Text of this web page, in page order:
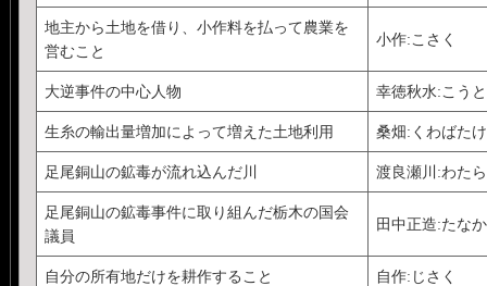
地主から土地を借り、小作料を払って農業を
営むこと
小作:こさく
大逆事件の中心人物 幸徳秋水:こう
生糸の輸出量増加によって増えた土地利用 桑畑:くわばたけ
足尾銅山の鉱毒が流れ込んだ川 渡良瀬川:わた
足尾銅山の鉱毒事件に取り組んだ栃木の国会
議員
田中正造:たな
自分の所有地だけを耕作すること 自作:じさく